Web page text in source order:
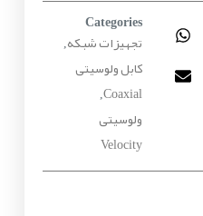
Categories
تجهیزات شبکه
کابل ولوسیتی
Coaxial
ولوسیتی
Velocity